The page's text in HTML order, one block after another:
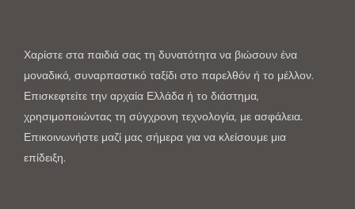
Χαρίστε στα παιδιά σας τη δυνατότητα να βιώσουν ένα
μοναδικό, συναρπαστικό ταξίδι στο παρελθόν ή το μέλλον.
Επισκεφτείτε την αρχαία Ελλάδα ή το διάστημα,
χρησιμοποιώντας τη σύγχρονη τεχνολογία, με ασφάλεια.
Επικοινωνήστε μαζί μας σήμερα για να κλείσουμε μια
επίδειξη.